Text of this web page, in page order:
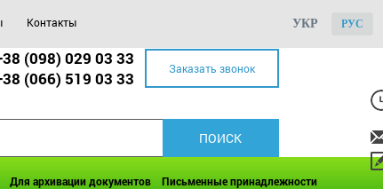
Контакты УКР РУС
(098) 029 03 33
(066) 519 03 33 Заказать звонок
Для архивации документов Письменные принадлежности